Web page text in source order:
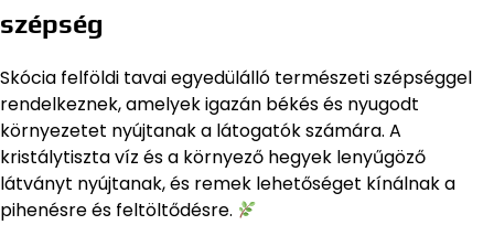
szépség
Skócia felföldi tavai egyedülálló természeti szépséggel
rendelkeznek, amelyek igazán békés és nyugodt
környezetet nyújtanak a látogatók számára. A
kristálytiszta víz és a környező hegyek lenyűgöző
látványt nyújtanak, és remek lehetőséget kínálnak a
pihenésre és feltöltődésre.